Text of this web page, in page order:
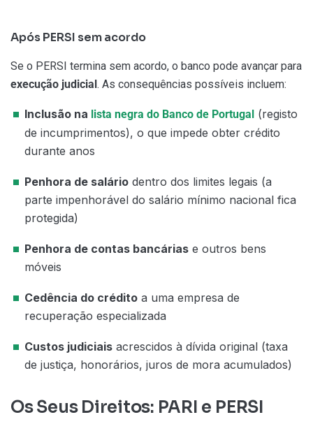
Após PERSI sem acordo
Se o PERSI termina sem acordo, o banco pode avançar para
execução judicial . As consequências possíveis incluem:
Inclusão na lista negra do Banco de Portugal (registo
de incumprimentos), o que impede obter crédito
durante anos
Penhora de salário dentro dos limites legais (a
parte impenhorável do salário mínimo nacional fica
protegida)
Penhora de contas bancárias e outros bens
móveis
Cedência do crédito a uma empresa de
recuperação especializada
Custos judiciais acrescidos à dívida original (taxa
de justiça, honorários, juros de mora acumulados)
Os Seus Direitos: PARI e PERSI